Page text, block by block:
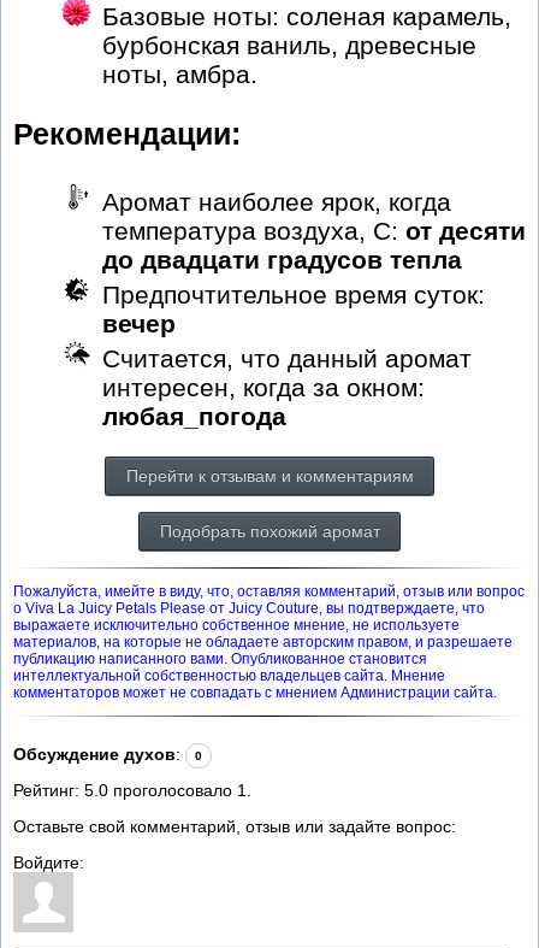
Базовые ноты: соленая карамель,
бурбонская ваниль, древесные
ноты, амбра.
Рекомендации:
Аромат наиболее ярок, когда
температура воздуха, С: от десяти
до двадцати градусов тепла
Предпочтительное время суток:
вечер
Считается, что данный аромат
интересен, когда за окном:
любая_погода
Перейти к отзывам и комментариям
Подобрать похожий аромат
Пожалуйста, имейте в виду, что, оставляя комментарий, отзыв или вопрос
о Viva La Juicy Petals Please от Juicy Couture, вы подтверждаете, что
выражаете исключительно собственное мнение, не используете
материалов, на которые не обладаете авторским правом, и разрешаете
публикацию написанного вами. Опубликованное становится
интеллектуальной собственностью владельцев сайта. Мнение
комментаторов может не совпадать с мнением Администрации сайта.
Обсуждение духов: 0
Рейтинг: 5.0 проголосовало 1
Оставьте свой комментарий, отзыв или задайте вопрос:
Войдите: